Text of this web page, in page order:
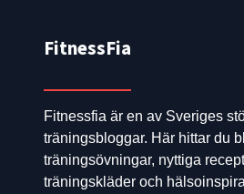
FitnessFia
Fitnessfia är en av Sveriges
träningsbloggar. Här hittar du
träningsövningar, nyttiga
träningskläder och